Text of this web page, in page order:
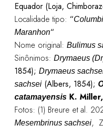
Equador (Loja,
Localidade tipo: “
Maranhon“
Nome original: Bulimus
Sinônimos: Drymaeus
1854); Drymaeus
sachsei(Albers, 1854);
catamayensisK.
Fotos: (1) Breure et al.
Mesembrinus sachsei,